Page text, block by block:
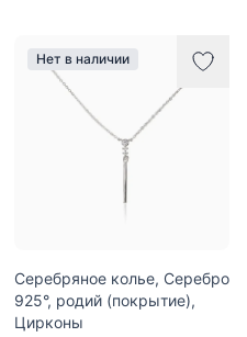
Нет в наличии
Серебряное колье, Серебро
925°, родий (покрытие),
Цирконы